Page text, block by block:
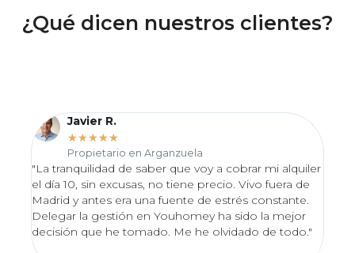
¿Qué dicen nuestros clientes?
Javier R.
★★★★★
Propietario en Arganzuela
"La tranquilidad de saber que voy a cobrar mi alquiler
el día 10, sin excusas, no tiene precio. Vivo fuera de
Madrid y antes era una fuente de estrés constante.
Delegar la gestión en Youhomey ha sido la mejor
decisión que he tomado. Me he olvidado de todo."